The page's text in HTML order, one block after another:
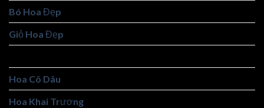
Bó Hoa Đẹp
Giỏ Hoa Đẹp
Hoa Cô Dâu
Hoa Khai Trương